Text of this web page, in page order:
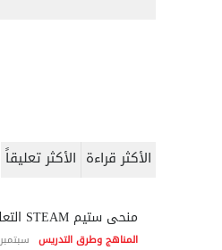
الأكثر قراءة الأكثر تعليقاً
منحى ستيم STEAM التعليمي
المناهج وطرق التدريس سبتمبر 15, 2019